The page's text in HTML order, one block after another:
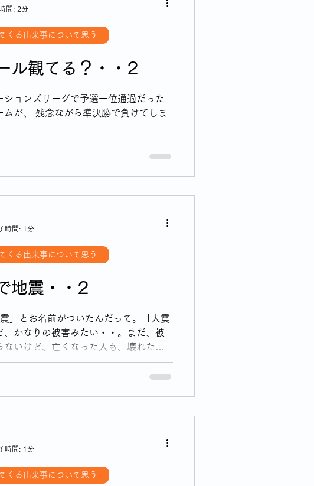
りますよね 私の驚き・戸惑いドキッとした話
ル観てる？・・2
ションズリーグで予選一位通過だった
ムが、 残念ながら準決勝で負けてしま
くる出来事について思う
間: 2分
地震・・2
震」とお名前がついたんだって。「大震
、かなりの被害みたい・・。まだ、被
いけど、亡くなった人も、壊れたお
みたい。お家が無事でも、断水に停
は、日常生活ができないはず。
くる出来事について思う
時間: 1分
くる出来事について思う
時間: 1分